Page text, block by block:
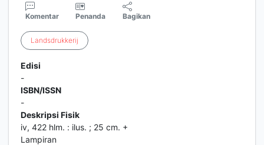
Komentar Penanda Bagikan
Landsdrukkerij
Edisi
-
ISBN/ISSN
-
Deskripsi Fisik
iv, 422 hlm. : ilus. ; 25 cm. +
Lampiran